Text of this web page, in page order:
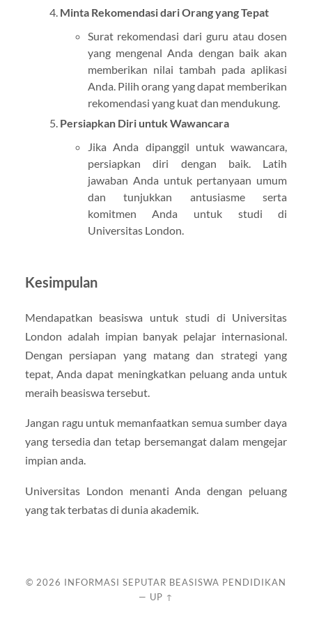
Minta Rekomendasi dari Orang yang Tepat
Surat rekomendasi dari guru atau dosen
yang mengenal Anda dengan baik akan
memberikan nilai tambah pada aplikasi
Anda. Pilih orang yang dapat memberikan
rekomendasi yang kuat dan mendukung.
Persiapkan Diri untuk Wawancara
Jika Anda dipanggil untuk wawancara,
persiapkan diri dengan baik. Latih
jawaban Anda untuk pertanyaan umum
dan tunjukkan antusiasme serta
komitmen Anda untuk studi di
Universitas London.
Kesimpulan
Mendapatkan beasiswa untuk studi di Universitas
London adalah impian banyak pelajar internasional.
Dengan persiapan yang matang dan strategi yang
tepat, Anda dapat meningkatkan peluang anda untuk
meraih beasiswa tersebut.
Jangan ragu untuk memanfaatkan semua sumber daya
yang tersedia dan tetap bersemangat dalam mengejar
impian anda.
Universitas London menanti Anda dengan peluang
yang tak terbatas di dunia akademik.
© 2026 INFORMASI SEPUTAR BEASISWA PENDIDIKAN
— UP ↑